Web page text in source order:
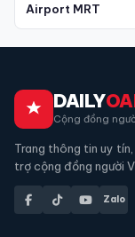
Airport MRT
DAILY
Cộng đồng
Trang thông tin uy
trợ cộng đồng người
Zalo